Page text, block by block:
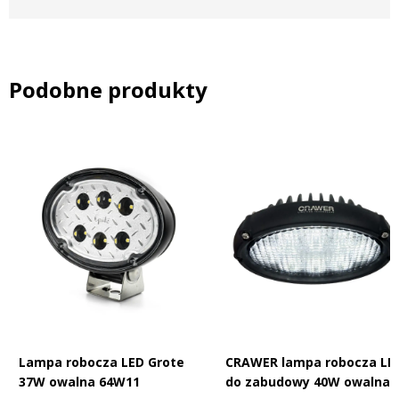
Steyr – seria CVT
Steyr (1996–2003)
9105 9115 9145
Podobne produkty
Lampa robocza LED Grote
37W owalna 64W11
CRAWER lampa robocza
do zabudowy 40W owalna